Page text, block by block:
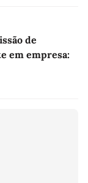
de
em empresa: